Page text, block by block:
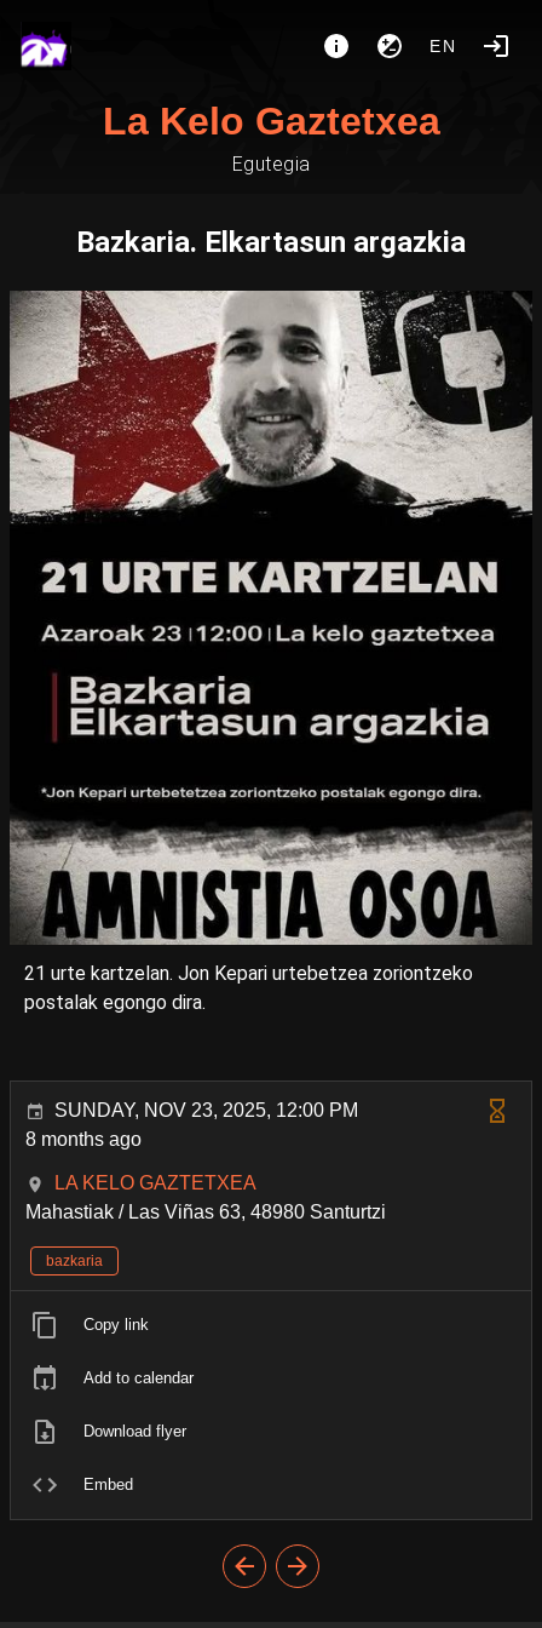
EN
La Kelo Gaztetxea
Egutegia
Bazkaria. Elkartasun argazkia
21 urte kartzelan. Jon Kepari urtebetzea zoriontzeko
postalak egongo dira.
SUNDAY, NOV 23, 2025, 12:00 PM
8 months ago
LA KELO GAZTETXEA
Mahastiak / Las Viñas 63, 48980 Santurtzi
bazkaria
Copy link
Add to calendar
Download flyer
Embed